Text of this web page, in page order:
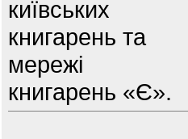
київських
книгарень та
мережі
книгарень «Є».